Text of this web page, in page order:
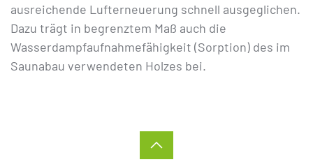
ausreichende Lufterneuerung schnell ausgeglichen.
Dazu trägt in begrenztem Maß auch die
Wasserdampfaufnahmefähigkeit (Sorption) des im
Saunabau verwendeten Holzes bei.